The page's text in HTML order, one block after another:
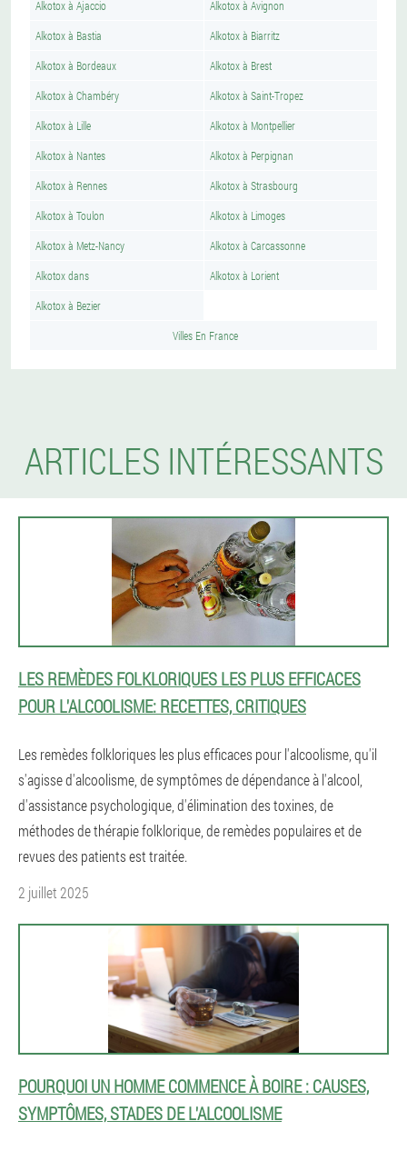
Alkotox à Ajaccio Alkotox à Avignon
Alkotox à Bastia Alkotox à Biarritz
Alkotox à Bordeaux Alkotox à Brest
Alkotox à Chambéry Alkotox à Saint-Tropez
Alkotox à Lille Alkotox à Montpellier
Alkotox à Nantes Alkotox à Perpignan
Alkotox à Rennes Alkotox à Strasbourg
Alkotox à Toulon Alkotox à Limoges
Alkotox à Metz-Nancy Alkotox à Carcassonne
Alkotox dans Alkotox à Lorient
Alkotox à Bezier
Villes En France
ARTICLES INTÉRESSANTS
LES REMÈDES FOLKLORIQUES LES PLUS EFFICACES
POUR L'ALCOOLISME: RECETTES, CRITIQUES
Les remèdes folkloriques les plus efficaces pour l'alcoolisme, qu'il
s'agisse d'alcoolisme, de symptômes de dépendance à l'alcool,
d'assistance psychologique, d'élimination des toxines, de
méthodes de thérapie folklorique, de remèdes populaires et de
revues des patients est traitée.
2 juillet 2025
POURQUOI UN HOMME COMMENCE À BOIRE : CAUSES,
SYMPTÔMES, STADES DE L'ALCOOLISME